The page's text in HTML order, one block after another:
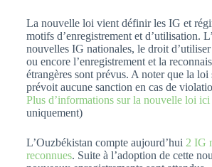
La nouvelle loi vient définir les IG et
motifs d’enregistrement et d’utilisation.
nouvelles IG nationales, le droit
ou encore l’enregistrement et la
étrangères sont prévus. A noter que la loi
prévoit aucune sanction en cas de
Plus d’informations sur la nouvelle loi ici
uniquement)
L’Ouzbékistan compte aujourd’hui 2 IG
reconnues. Suite à l’adoption de cette